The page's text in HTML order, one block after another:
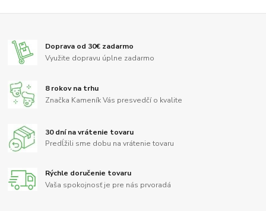
Doprava od 30€ zadarmo
Využite dopravu úplne zadarmo
8 rokov na trhu
Značka Kameník Vás presvedčí o kvalite
30 dní na vrátenie tovaru
Predĺžili sme dobu na vrátenie tovaru
Rýchle doručenie tovaru
Vaša spokojnosť je pre nás prvoradá